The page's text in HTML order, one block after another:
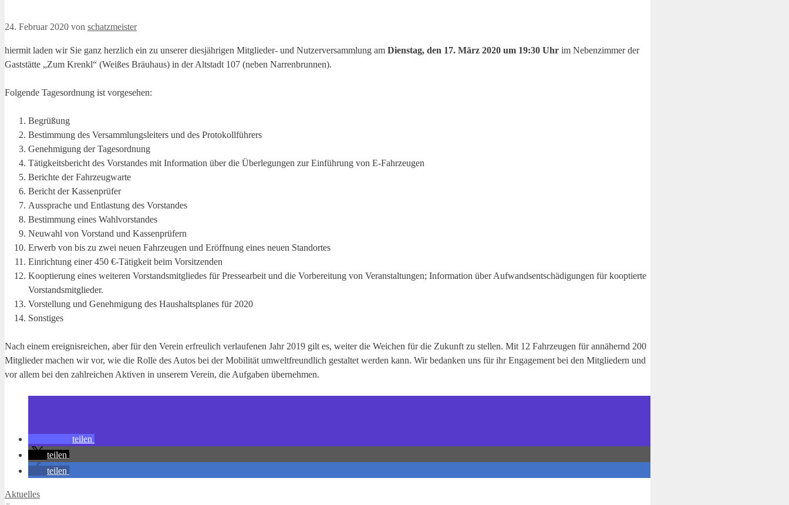
24. Februar 2020 von schatzmeister
hiermit laden wir Sie ganz herzlich ein zu unserer diesjährigen Mitglieder- und Nutzerversammlung am Dienstag, den 17. März 2020 um 19:30 Uhr im Nebenzimmer der
Gaststätte „Zum Krenkl“ (Weißes Bräuhaus) in der Altstadt 107 (neben Narrenbrunnen).
Folgende Tagesordnung ist vorgesehen:
Begrüßung
Bestimmung des Versammlungsleiters und des Protokollführers
Genehmigung der Tagesordnung
Tätigkeitsbericht des Vorstandes mit Information über die Überlegungen zur Einführung von E-Fahrzeugen
Berichte der Fahrzeugwarte
Bericht der Kassenprüfer
Aussprache und Entlastung des Vorstandes
Bestimmung eines Wahlvorstandes
Neuwahl von Vorstand und Kassenprüfern
Erwerb von bis zu zwei neuen Fahrzeugen und Eröffnung eines neuen Standortes
Einrichtung einer 450 €-Tätigkeit beim Vorsitzenden
Kooptierung eines weiteren Vorstandsmitgliedes für Pressearbeit und die Vorbereitung von Veranstaltungen; Information über Aufwandsentschädigungen für kooptierte
Vorstandsmitglieder.
Vorstellung und Genehmigung des Haushaltsplanes für 2020
Sonstiges
Nach einem ereignisreichen, aber für den Verein erfreulich verlaufenen Jahr 2019 gilt es, weiter die Weichen für die Zukunft zu stellen. Mit 12 Fahrzeugen für annähernd 200
Mitglieder machen wir vor, wie die Rolle des Autos bei der Mobilität umweltfreundlich gestaltet werden kann. Wir bedanken uns für ihr Engagement bei den Mitgliedern und
vor allem bei den zahlreichen Aktiven in unserem Verein, die Aufgaben übernehmen.
teilen
teilen
teilen
Kategorien
Aktuelles